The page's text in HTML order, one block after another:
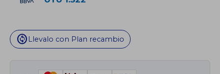
change_circle Llevalo con Plan recambio